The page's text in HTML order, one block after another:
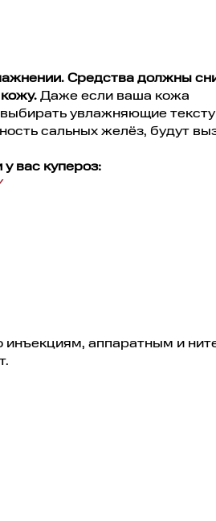
Средства должны
Даже если ваша кожа
увлажняющие
сальных желёз, будут
вас купероз:
инъекциям, аппаратным и